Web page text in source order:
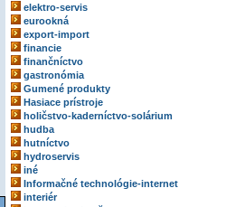
elektro-servis
eurookná
export-import
financie
finančníctvo
gastronómia
Gumené produkty
Hasiace prístroje
holičstvo-kaderníctvo-solárium
hudba
hutníctvo
hydroservis
iné
Informačné technológie-internet
interiér